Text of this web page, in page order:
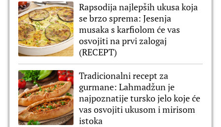
Rapsodija najlepših ukusa koja
se brzo sprema: Jesenja
musaka s karfiolom će vas
osvojiti na prvi zalogaj
(RECEPT)
Tradicionalni recept za
gurmane: Lahmadžun je
najpoznatije tursko jelo koje će
vas osvojiti ukusom i mirisom
istoka